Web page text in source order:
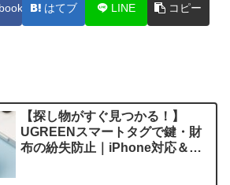
はてブ LINE コピー
【探し物がすぐ見つかる！】
UGREENスマートタグで鍵・財
布の紛失防止｜iPhone対応＆防